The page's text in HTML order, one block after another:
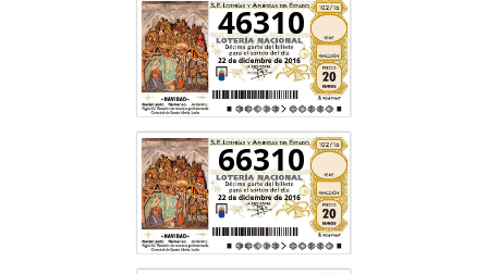
46310
66310